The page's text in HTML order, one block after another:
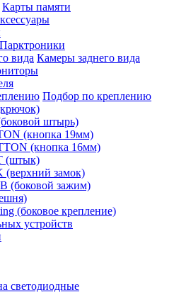
Карты памяти
Парктроники
Камеры заднего вида
Подбор по креплению
штырь)
(кнопка 19мм)
(кнопка 16мм)
(штык)
(верхний замок)
(боковой зажим)
(боковое крепление)
устройств